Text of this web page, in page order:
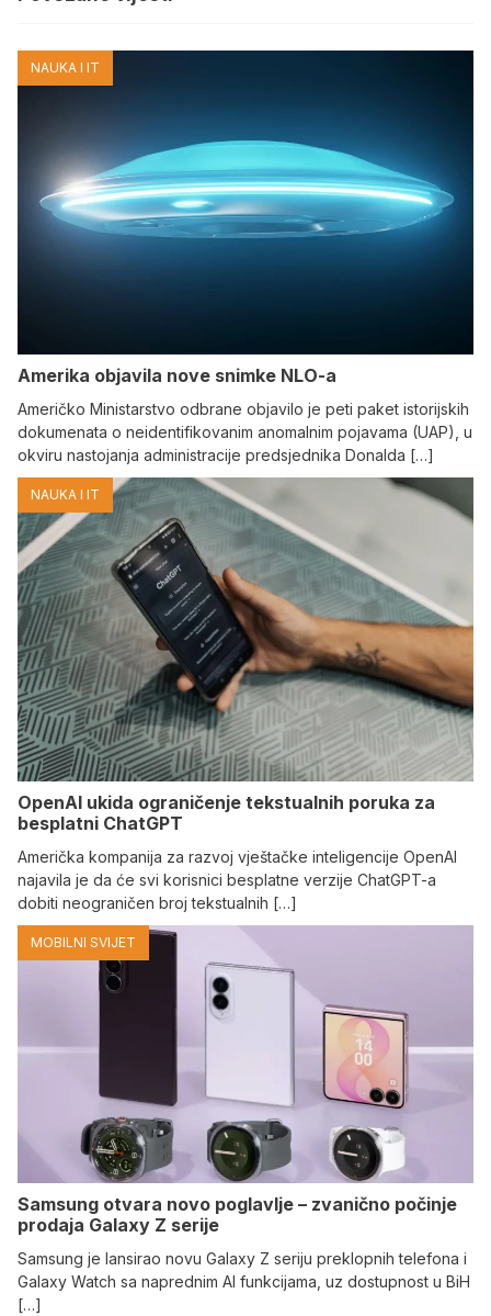
NAUKA I IT
Amerika objavila nove snimke NLO-a
Američko Ministarstvo odbrane objavilo je peti paket istorijskih
dokumenata o neidentifikovanim anomalnim pojavama (UAP), u
okviru nastojanja administracije predsjednika Donalda […]
NAUKA I IT
OpenAI ukida ograničenje tekstualnih poruka za
besplatni ChatGPT
Američka kompanija za razvoj vještačke inteligencije OpenAI
najavila je da će svi korisnici besplatne verzije ChatGPT-a
dobiti neograničen broj tekstualnih […]
MOBILNI SVIJET
Samsung otvara novo poglavlje – zvanično počinje
prodaja Galaxy Z serije
Samsung je lansirao novu Galaxy Z seriju preklopnih telefona i
Galaxy Watch sa naprednim AI funkcijama, uz dostupnost u BiH
[…]